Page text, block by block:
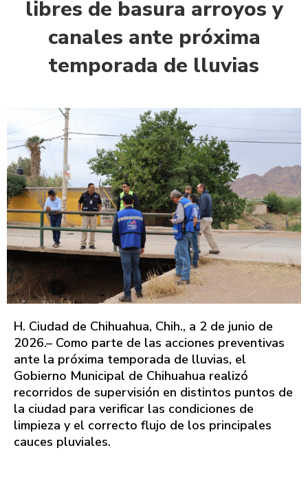
libres de basura arroyos y
canales ante próxima
temporada de lluvias
H. Ciudad de Chihuahua, Chih., a 2 de junio de
2026.– Como parte de las acciones preventivas
ante la próxima temporada de lluvias, el
Gobierno Municipal de Chihuahua realizó
recorridos de supervisión en distintos puntos de
la ciudad para verificar las condiciones de
limpieza y el correcto flujo de los principales
cauces pluviales.